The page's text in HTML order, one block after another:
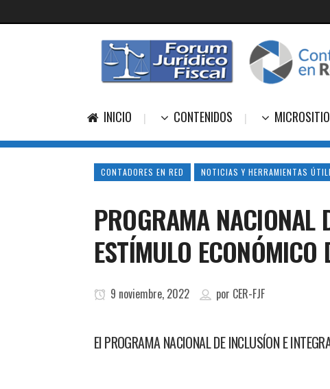
INICIO CONTENIDOS
CONTADORES EN RED NOTICIAS Y HERRAMIENTAS
PROGRAMA NACIONAL
ESTÍMULO
9 noviembre, 2022 por CER-FJF
El PROGRAMA NACIONAL DE INCLUSÍON E